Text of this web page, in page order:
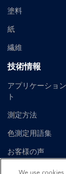
塗料
紙
繊維
技術情報
アプリケーショ
ト
測定方法
色測定用語集
お客様の声
ユーザーマニュ